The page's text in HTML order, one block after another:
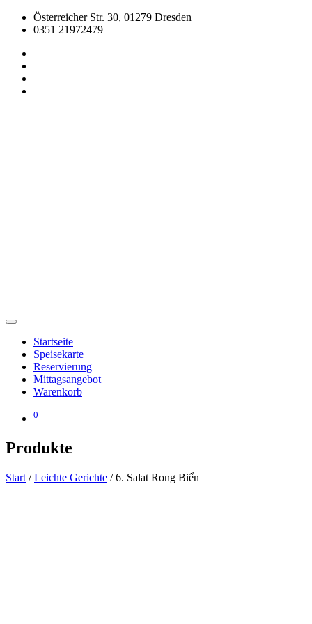
Österreicher Str. 30, 01279 Dresden
0351 21972479
Startseite
Speisekarte
Reservierung
Mittagsangebot
Warenkorb
0
Produkte
Start /Leichte Gerichte / 6. Salat Rong Biển